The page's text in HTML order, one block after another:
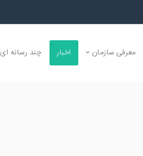
معرفی سازمان اخبار چند رسانه ای